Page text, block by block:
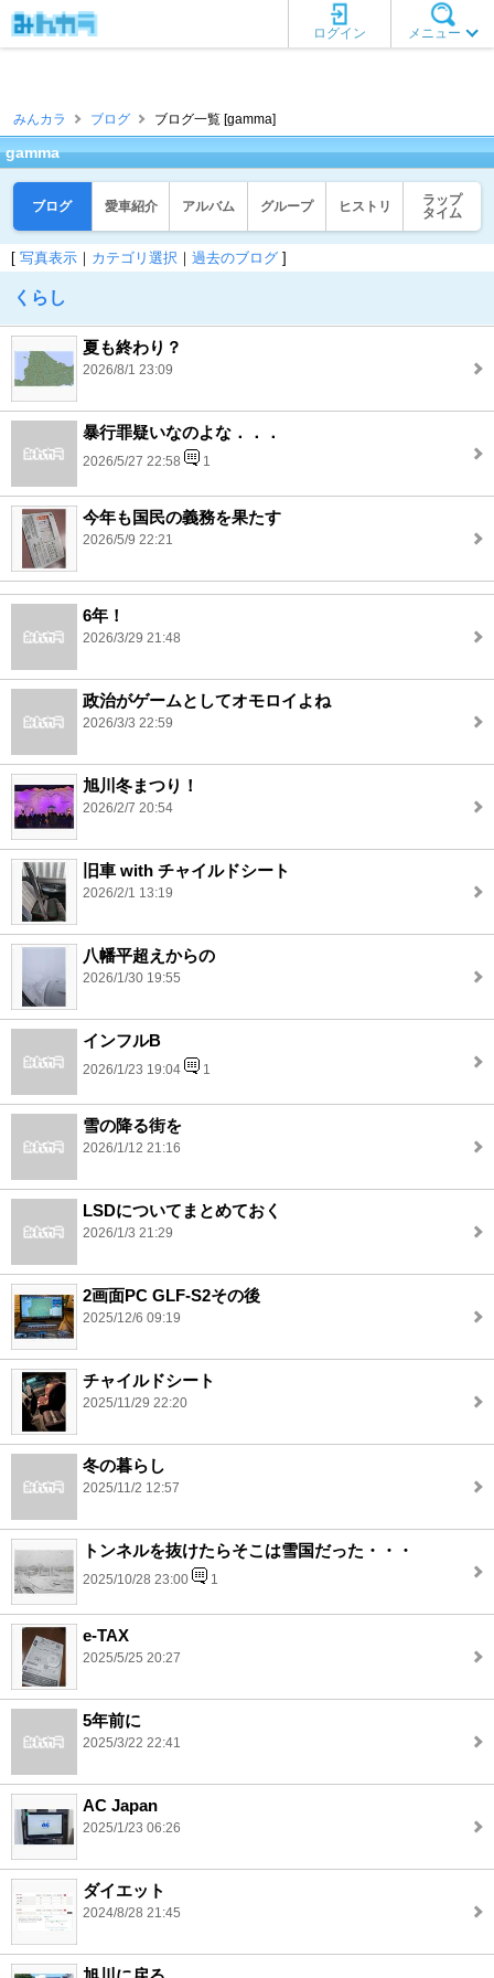
メニュー
ログイン
みんカラ ブログ ブログ一覧 [gamma]
gamma
ブログ 愛車紹介 アルバム グループ ヒストリ
ラップ
タイム
[ 写真表示 ｜ カテゴリ選択 ｜ 過去のブログ ]
くらし
夏も終わり？
2026/8/1 23:09
暴行罪疑いなのよな．．．
2026/5/27 22:58 1
今年も国民の義務を果たす
2026/5/9 22:21
6年！
2026/3/29 21:48
政治がゲームとしてオモロイよね
2026/3/3 22:59
旭川冬まつり！
2026/2/7 20:54
旧車 with チャイルドシート
2026/2/1 13:19
八幡平超えからの
2026/1/30 19:55
インフルB
2026/1/23 19:04 1
雪の降る街を
2026/1/12 21:16
LSDについてまとめておく
2026/1/3 21:29
2画面PC GLF-S2その後
2025/12/6 09:19
チャイルドシート
2025/11/29 22:20
冬の暮らし
2025/11/2 12:57
トンネルを抜けたらそこは雪国だった・・・
2025/10/28 23:00 1
e-TAX
2025/5/25 20:27
5年前に
2025/3/22 22:41
AC Japan
2025/1/23 06:26
ダイエット
2024/8/28 21:45